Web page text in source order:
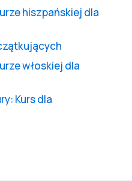
hiszpańskiej dla
włoskiej dla
Kurs dla